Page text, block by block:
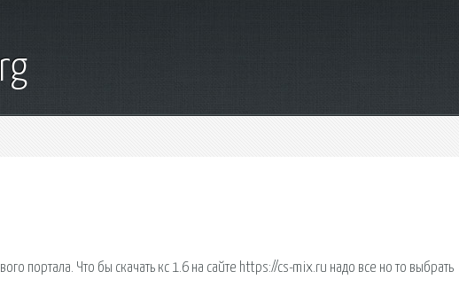
портала. Что бы скачать кс 1.6 на сайте https://cs-mix.ru надо все но то выбрать